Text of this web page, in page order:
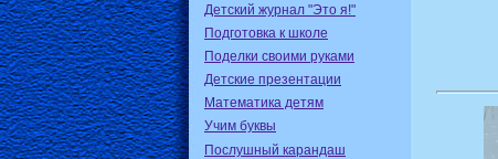
Детский журнал "Это я!"
Подготовка к школе
Поделки своими руками
Детские презентации
Математика детям
Учим буквы
Послушный карандаш